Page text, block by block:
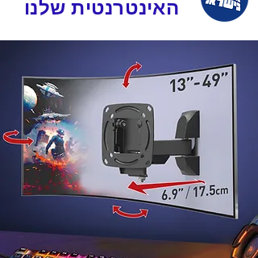
האינטרנטית שלנו